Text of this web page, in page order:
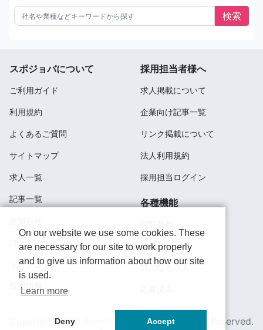
スポジョバについて
ご利用ガイド
利用規約
よくあるご質問
サイトマップ
求人一覧
記事一覧
コーポレートサイト
ミッション
採用情報
採用担当者様へ
求人掲載について
企業向け記事一覧
リンク掲載について
法人利用規約
採用担当ログイン
各種機能
検索履歴
気になる求人
Copyright 2020 SportsField Co Ltd.All Right Reserved.
On our website we use some cookies. These
are necessary for our site to work properly
and to give us information about how our site
is used.
Learn more
Deny Accept